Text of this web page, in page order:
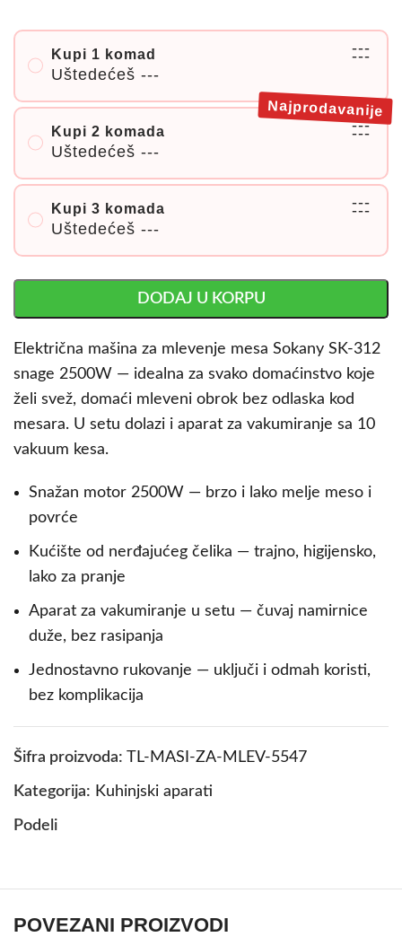
Kupi 1 komad
Uštedećeš ---
---
---
Kupi 2 komada
Uštedećeš ---
---
---
Najprodavanije
Kupi 3 komada
Uštedećeš ---
---
---
DODAJ U KORPU
Električna mašina za mlevenje mesa Sokany SK-312
snage 2500W — idealna za svako domaćinstvo koje
želi svež, domaći mleveni obrok bez odlaska kod
mesara. U setu dolazi i aparat za vakumiranje sa 10
vakuum kesa.
Snažan motor 2500W — brzo i lako melje meso i
povrće
Kućište od nerđajućeg čelika — trajno, higijensko,
lako za pranje
Aparat za vakumiranje u setu — čuvaj namirnice
duže, bez rasipanja
Jednostavno rukovanje — uključi i odmah koristi,
bez komplikacija
Šifra proizvoda: TL-MASI-ZA-MLEV-5547
Kategorija: Kuhinjski aparati
Podeli
POVEZANI PROIZVODI